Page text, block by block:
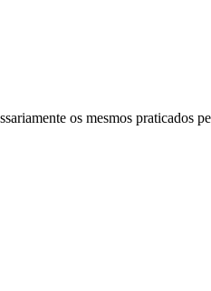
os mesmos praticados